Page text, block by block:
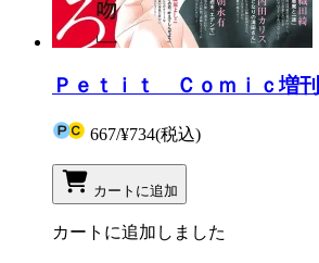
Ｐｅｔｉｔ Ｃｏｍｉｃ増刊
667/¥734(税込)
カートに追加
カートに追加しました